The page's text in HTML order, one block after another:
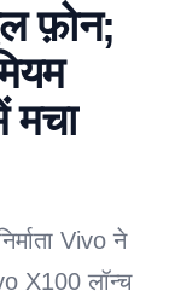
फ़ोन;
मचा
Vivo ने
X100 लॉन्च